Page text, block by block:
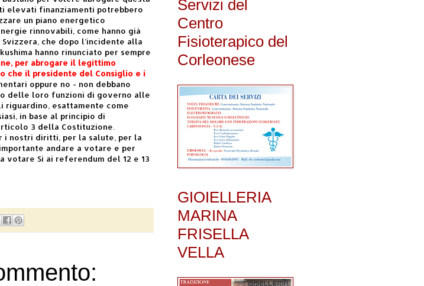
elevati finanziamenti potrebbero
un piano energetico
rinnovabili, come hanno già
che dopo l’incidente alla
hanno rinunciato per sempre
per abrogare il legittimo
che il presidente del Consiglio e i
oppure no - non debbano
delle loro funzioni di governo alle
riguardino, esattamente come
in base al principio di
3 della Costituzione.
i nostri diritti, per la salute, per la
andare a votare e per
votare Sì ai referendum del 12 e 13
Servizi del
Centro
Fisioterapico del
Corleonese
GIOIELLERIA
MARINA
FRISELLA
VELLA